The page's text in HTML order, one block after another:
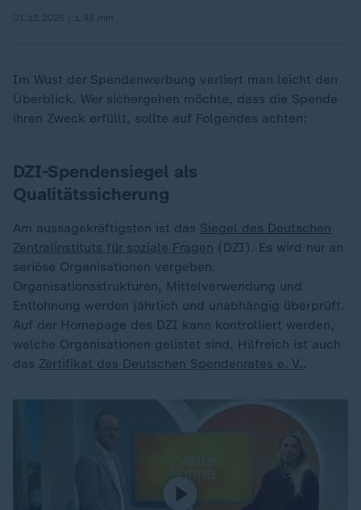
Im Wust der Spendenwerbung verliert man leicht den
Überblick. Wer sichergehen möchte, dass die Spende
ihren Zweck erfüllt, sollte auf Folgendes achten:
DZI-Spendensiegel als
Qualitätssicherung
Am aussagekräftigsten ist das Siegel des Deutschen
Zentralinstituts für soziale Fragen (DZI). Es wird nur an
seriöse Organisationen vergeben.
Organisationsstrukturen, Mittelverwendung und
Entlohnung werden jährlich und unabhängig überprüft.
Auf der Homepage des DZI kann kontrolliert werden,
welche Organisationen gelistet sind. Hilfreich ist auch
das Zertifikat des Deutschen Spendenrates e. V. .